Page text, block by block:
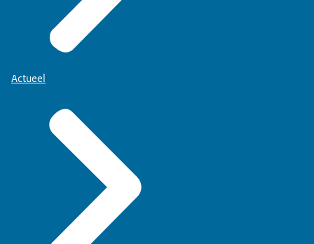
Actueel